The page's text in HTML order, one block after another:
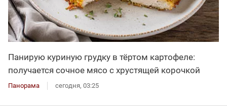
Панирую куриную грудку в тёртом картофеле:
получается сочное мясо с хрустящей корочкой
Панорама сегодня, 03:25